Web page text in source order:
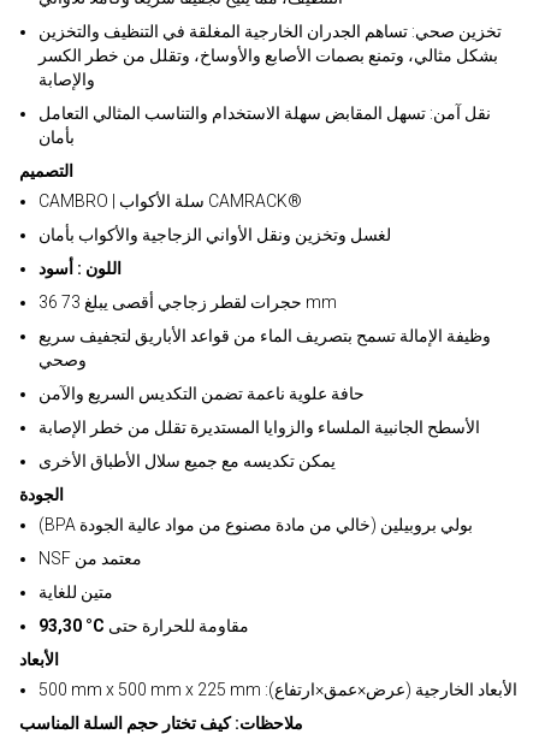
تخزين صحي: تساهم الجدران الخارجية المغلقة في التنظيف والتخزين
بشكل مثالي، وتمنع بصمات الأصابع والأوساخ، وتقلل من خطر الكسر
والإصابة
نقل آمن: تسهل المقابض سهلة الاستخدام والتناسب المثالي التعامل
بأمان
التصميم
CAMBRO | سلة الأكواب CAMRACK®
لغسل وتخزين ونقل الأواني الزجاجية والأكواب بأمان
اللون : أسود
36 حجرات لقطر زجاجي أقصى يبلغ 73 mm
وظيفة الإمالة تسمح بتصريف الماء من قواعد الأباريق لتجفيف سريع
وصحي
حافة علوية ناعمة تضمن التكديس السريع والآمن
الأسطح الجانبية الملساء والزوايا المستديرة تقلل من خطر الإصابة
يمكن تكديسه مع جميع سلال الأطباق الأخرى
الجودة
(BPA بولي بروبيلين (خالي من مادة مصنوع من مواد عالية الجودة
NSF معتمد من
متين للغاية
93,30 °C مقاومة للحرارة حتى
الأبعاد
500 mm x 500 mm x 225 mm :الأبعاد الخارجية (عرض×عمق×ارتفاع)
ملاحظات: كيف تختار حجم السلة المناسب